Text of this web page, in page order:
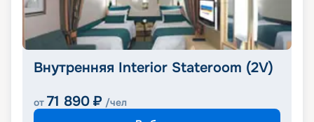
Внутренняя Interior Stateroom (2V)
от 71 890 ₽ /чел